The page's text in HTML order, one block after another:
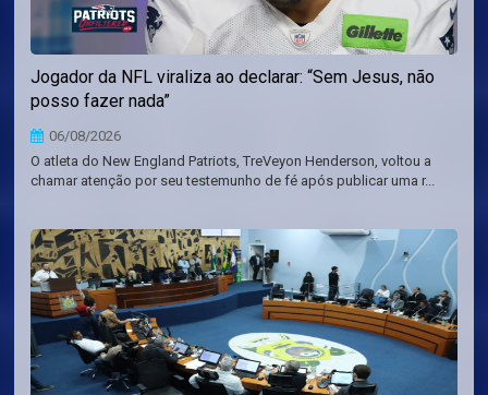
Jogador da NFL viraliza ao declarar: “Sem Jesus, não
posso fazer nada”
06/08/2026
O atleta do New England Patriots, TreVeyon Henderson, voltou a
chamar atenção por seu testemunho de fé após publicar uma r...